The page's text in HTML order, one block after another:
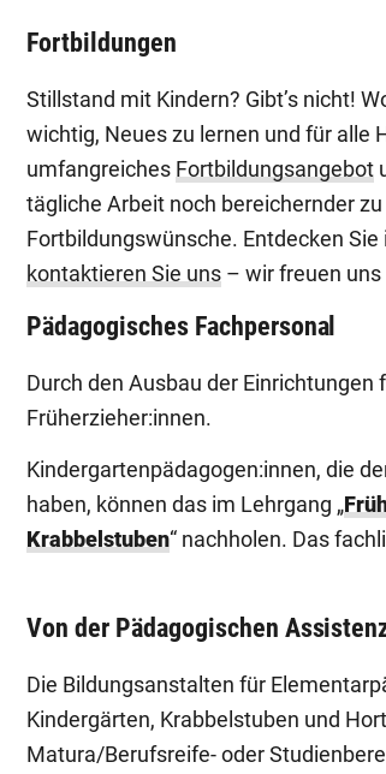
Fortbildungen
Stillstand mit Kindern? Gibt’s nicht!
wichtig, Neues zu lernen und für alle
umfangreiches Fortbildungsangebot
tägliche Arbeit noch bereichernder
Fortbildungswünsche. Entdecken
kontaktieren Sie uns – wir freuen uns
Pädagogisches Fachpersonal
Durch den Ausbau der
Früherzieher:innen.
Kindergartenpädagogen:innen, die
haben, können das im Lehrgang „
Krabbelstuben“ nachholen. Das
Von der Pädagogischen
Die Bildungsanstalten für
Kindergärten, Krabbelstuben und
Matura/Berufsreife- oder